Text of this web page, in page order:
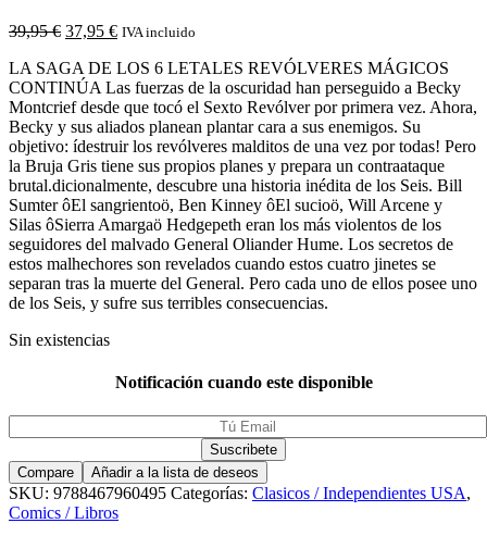
39,95€ 37,95 € IVA incluido
LA SAGA DE LOS 6 LETALES REVÓLVERES MÁGICOS
CONTINÚA Las fuerzas de la oscuridad han perseguido a Becky
Montcrief desde que tocó el Sexto Revólver por primera vez. Ahora,
Becky y sus aliados planean plantar cara a sus enemigos. Su
objetivo: ídestruir los revólveres malditos de una vez por todas! Pero
la Bruja Gris tiene sus propios planes y prepara un contraataque
brutal.dicionalmente, descubre una historia inédita de los Seis. Bill
Sumter ôEl sangrientoö, Ben Kinney ôEl sucioö, Will Arcene y
Silas ôSierra Amargaö Hedgepeth eran los más violentos de los
seguidores del malvado General Oliander Hume. Los secretos de
estos malhechores son revelados cuando estos cuatro jinetes se
separan tras la muerte del General. Pero cada uno de ellos posee uno
de los Seis, y sufre sus terribles consecuencias.
Sin existencias
Notificación cuando este disponible
Compare Añadir a la lista de deseos
SKU: 9788467960495 Categorías: Clasicos / Independientes USA,
Comics / Libros